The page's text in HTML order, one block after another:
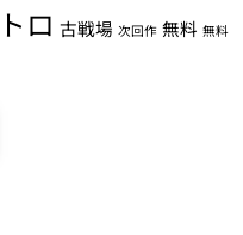
ロ 古戦場 次回作 無料 無料